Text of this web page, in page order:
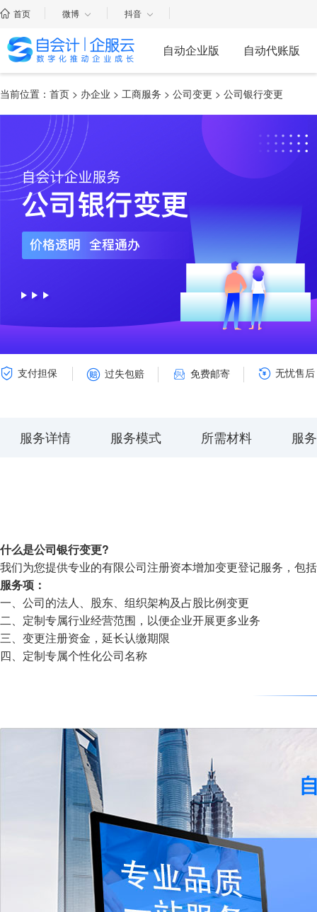
首页 微博 抖音
自动企业版 自动代账版
当前位置： 首页 > 办企业 > 工商服务 > 公司变更 > 公司银行变更
支付担保 过失包赔 免费邮寄 无忧售后
服务详情 服务模式 所需材料 服
什么是公司银行变更?
我们为您提供专业的有限公司注册资本增加变更登记服务，包
服务项：
一、公司的法人、股东、组织架构及占股比例变更
二、定制专属行业经营范围，以便企业开展更多业务
三、变更注册资金，延长认缴期限
四、定制专属个性化公司名称